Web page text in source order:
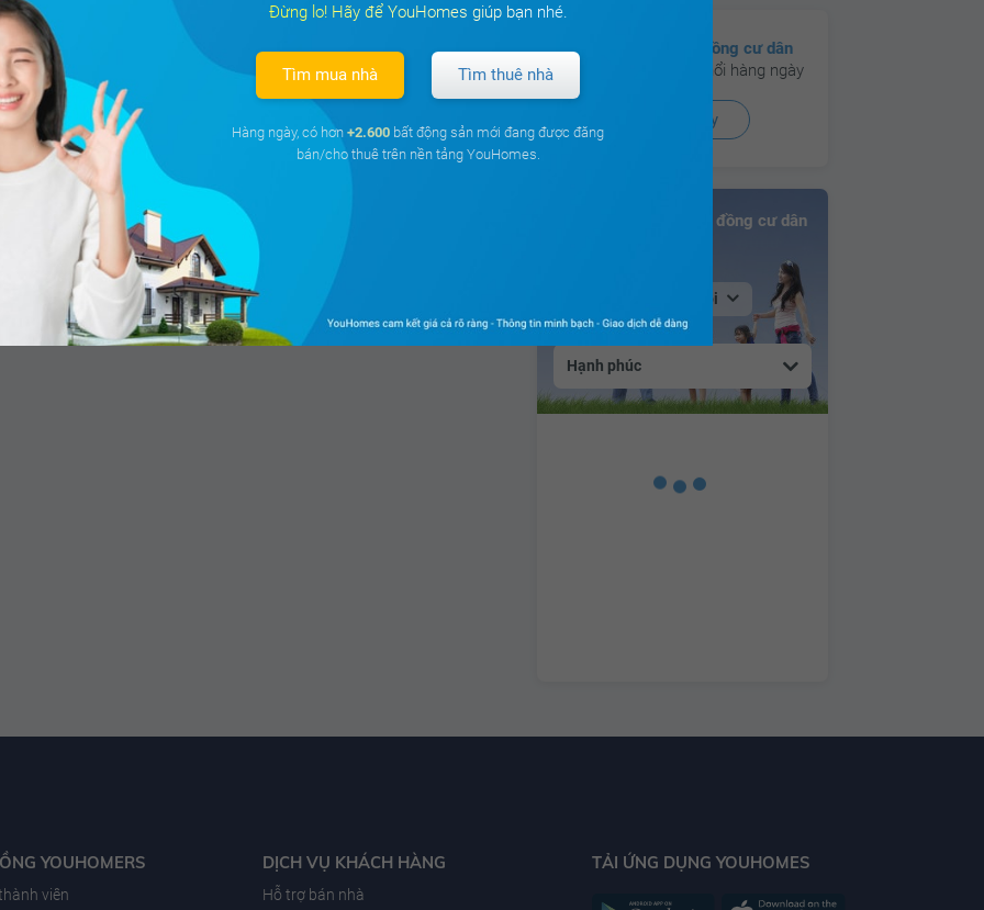
Có hơn
130 cộng đồng cư dân
đang hoạt động sôi nổi hàng ngày
Xem ngay
Bảng xếp hạng Cộng đồng cư dân
Tại Hà Nội
Hạnh phúc
YOUHOMERS
viên
DỊCH VỤ KHÁCH HÀNG
Hỗ trợ bán nhà
TẢI ỨNG DỤNG YOUHOMES
Đừng lo! Hãy để YouHomes giúp bạn nhé.
Tìm mua nhà Tìm thuê nhà
Hàng ngày, có hơn +2.600 bất động sản mới đang được đăng
bán/cho thuê trên nền tảng YouHomes.